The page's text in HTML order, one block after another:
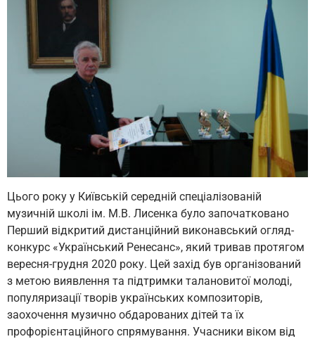
Цього року у Київській середній спеціалізованій
музичній школі ім. М.В. Лисенка було започатковано
Перший відкритий дистанційний виконавський огляд-
конкурс «Український Ренесанс», який тривав протягом
вересня-грудня 2020 року. Цей захід був організований
з метою виявлення та підтримки талановитої молоді,
популяризації творів українських ком­позиторів,
заохочення музично обдарованих дітей та їх
профорієнтаційного спрямування. Учасники віком від